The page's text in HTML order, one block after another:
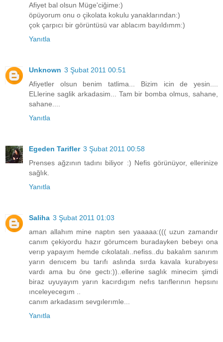
Afiyet bal olsun Müge'ciğime:)
öpüyorum onu o çikolata kokulu yanaklarından:)
çok çarpıcı bir görüntüsü var ablacım bayıldımm:)
Yanıtla
Unknown 3 Şubat 2011 00:51
Afiyetler olsun benim tatlima... Bizim icin de yesin....
ELlerine saglik arkadasim... Tam bir bomba olmus, sahane,
sahane....
Yanıtla
Egeden Tarifler 3 Şubat 2011 00:58
Prenses ağzının tadını biliyor :) Nefis görünüyor, ellerinize
sağlık.
Yanıtla
Saliha 3 Şubat 2011 01:03
aman allahım mine naptın sen yaaaaa:((( uzun zamandır
canım çekiyordu hazır görumcem buradayken bebeyı ona
verıp yapayım hemde cıkolatalı..nefiss..du bakalım sanırım
yarın denıcem bu tarıfı aslında sırda kavala kurabıyesı
vardı ama bu öne gectı:))..ellerine saglık minecim şimdi
biraz uyuyayım yarın kacırdıgım nefıs tarıflerının hepsını
ınceleyecegım ..
canım arkadasım sevgılerımle...
Yanıtla